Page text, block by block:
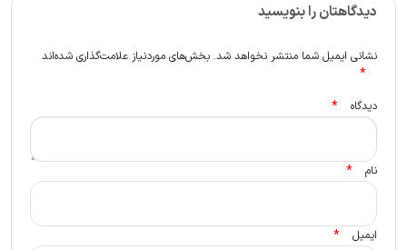
دیدگاهتان را بنویسید
نشانی ایمیل شما منتشر نخواهد شد. بخش‌های موردنیاز علامت‌گذاری شده‌اند
*
دیدگاه *
نام *
ایمیل *